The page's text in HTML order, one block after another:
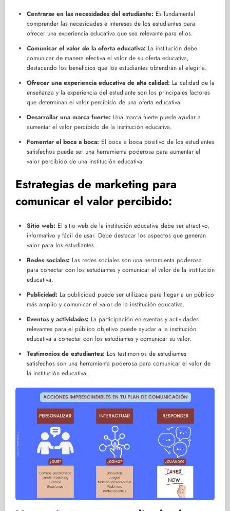
Centrarse en las necesidades del estudiante: Es fundamental
comprender las necesidades e intereses de los estudiantes para
ofrecer una experiencia educativa que sea relevante para ellos.
Comunicar el valor de la oferta educativa: La institución debe
comunicar de manera efectiva el valor de su oferta educativa,
destacando los beneficios que los estudiantes obtendrán al elegirla.
Ofrecer una experiencia educativa de alta calidad: La calidad de la
enseñanza y la experiencia del estudiante son los principales factores
que determinan el valor percibido de una oferta educativa.
Desarrollar una marca fuerte: Una marca fuerte puede ayudar a
aumentar el valor percibido de la institución educativa.
Fomentar el boca a boca: El boca a boca positivo de los estudiantes
satisfechos puede ser una herramienta poderosa para aumentar el
valor percibido de una institución educativa.
Estrategias de marketing para
comunicar el valor percibido:
Sitio web: El sitio web de la institución educativa debe ser atractivo,
informativo y fácil de usar. Debe destacar los aspectos que generan
valor para los estudiantes.
Redes sociales: Las redes sociales son una herramienta poderosa
para conectar con los estudiantes y comunicar el valor de la institución
educativa.
Publicidad: La publicidad puede ser utilizada para llegar a un público
más amplio y comunicar el valor de la institución educativa.
Eventos y actividades: La participación en eventos y actividades
relevantes para el público objetivo puede ayudar a la institución
educativa a conectar con los estudiantes y comunicar su valor.
Testimonios de estudiantes: Los testimonios de estudiantes
satisfechos son una herramienta poderosa para comunicar el valor de
la institución educativa.